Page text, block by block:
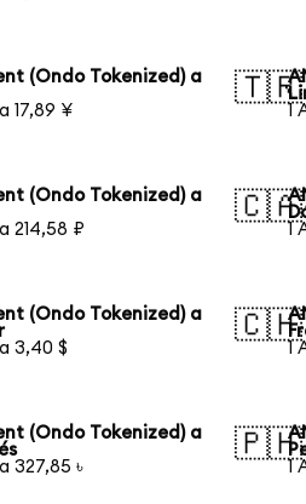
(Ondo Tokenized) a
17,89 ¥
🇹🇷
1
(Ondo Tokenized) a
214,58 ₽
🇨🇦
1
(Ondo Tokenized) a
3,40 $
🇨🇭
1
(Ondo Tokenized) a
327,85 ৳
🇵🇭
1